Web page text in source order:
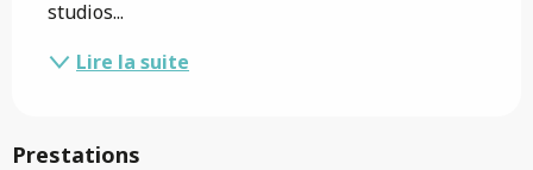
studios...
Lire la suite
Prestations